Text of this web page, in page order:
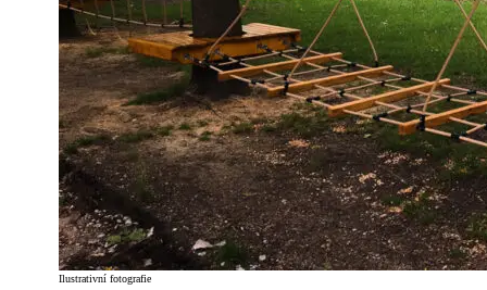
Ilustrativní fotografie